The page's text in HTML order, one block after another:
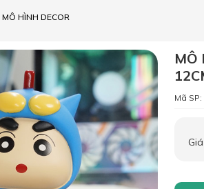
MÔ HÌNH DECOR
MÔ
Mã SP: